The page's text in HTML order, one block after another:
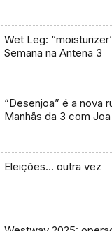
Wet Leg:
Semana na Antena 3
“Desenjoa” é a nova
Manhãs da 3 com
Eleições… outra vez